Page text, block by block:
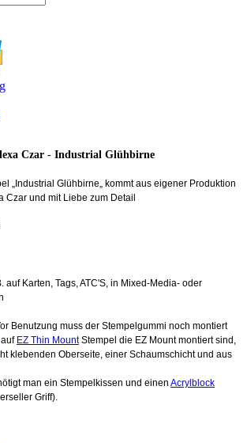
Czar - Industrial Glühbirne
„Industrial Glühbirne„ kommt aus eigener Produktion
Czar und mit Liebe zum Detail
auf Karten, Tags, ATC'S, in Mixed-Media- oder
Benutzung muss der Stempelgummi noch montiert
EZ Thin MountStempel die EZ Mount montiert sind,
klebenden Oberseite, einer Schaumschicht und aus
man ein Stempelkissen und einen Acrylblock
Griff).